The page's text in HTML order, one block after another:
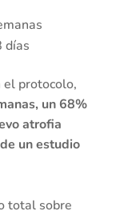
días
el protocolo,
un 68%
atrofia
un estudio
total sobre